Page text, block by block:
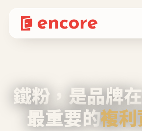
鐵粉，是品牌
最重要的複